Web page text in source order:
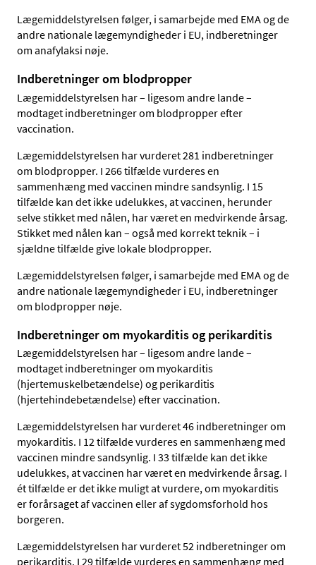
Lægemiddelstyrelsen følger, i samarbejde med EMA og de
andre nationale lægemyndigheder i EU, indberetninger
om anafylaksi nøje.
Indberetninger om blodpropper
Lægemiddelstyrelsen har – ligesom andre lande –
modtaget indberetninger om blodpropper efter
vaccination.
Lægemiddelstyrelsen har vurderet 281 indberetninger
om blodpropper. I 266 tilfælde vurderes en
sammenhæng med vaccinen mindre sandsynlig. I 15
tilfælde kan det ikke udelukkes, at vaccinen, herunder
selve stikket med nålen, har været en medvirkende årsag.
Stikket med nålen kan – også med korrekt teknik – i
sjældne tilfælde give lokale blodpropper.
Lægemiddelstyrelsen følger, i samarbejde med EMA og de
andre nationale lægemyndigheder i EU, indberetninger
om blodpropper nøje.
Indberetninger om myokarditis og perikarditis
Lægemiddelstyrelsen har – ligesom andre lande –
modtaget indberetninger om myokarditis
(hjertemuskelbetændelse) og perikarditis
(hjertehindebetændelse) efter vaccination.
Lægemiddelstyrelsen har vurderet 46 indberetninger om
myokarditis. I 12 tilfælde vurderes en sammenhæng med
vaccinen mindre sandsynlig. I 33 tilfælde kan det ikke
udelukkes, at vaccinen har været en medvirkende årsag. I
ét tilfælde er det ikke muligt at vurdere, om myokarditis
er forårsaget af vaccinen eller af sygdomsforhold hos
borgeren.
Lægemiddelstyrelsen har vurderet 52 indberetninger om
perikarditis. I 29 tilfælde vurderes en sammenhæng med